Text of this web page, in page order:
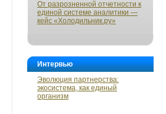
От разрозненной отчетности к
единой системе аналитики —
кейс «Холодильник.ру»
Интервью
Эволюция партнерства:
экосистема, как единый
организм